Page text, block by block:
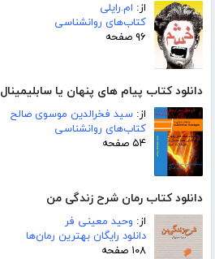
از: ام.رایلی
کتاب‌های روانشناسی
۹۶ صفحه
دانلود کتاب پیام های پنهان یا سابلیمینال
از: سید فخرالدین موسوی صالح
کتاب‌های روانشناسی
۵۴ صفحه
دانلود کتاب رمان شرح زندگی من
از: وحید معینی فر
دانلود رایگان بهترین رمان‌ها
۱۰۸ صفحه